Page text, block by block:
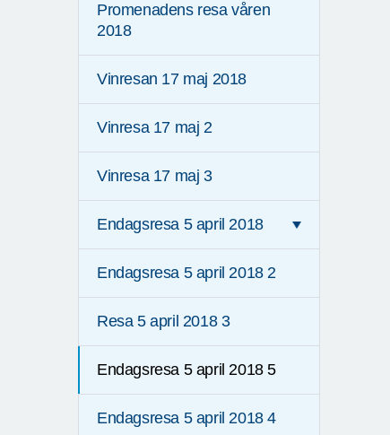
Promenadens resa våren
2018
Vinresan 17 maj 2018
Vinresa 17 maj 2
Vinresa 17 maj 3
Endagsresa 5 april 2018
Endagsresa 5 april 2018 2
Resa 5 april 2018 3
Endagsresa 5 april 2018 5
Endagsresa 5 april 2018 4